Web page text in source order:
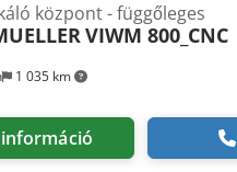
1 035 km
központ - függőleges
VIWM 800_CNC